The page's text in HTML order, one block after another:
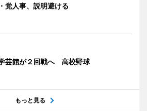
党人事、説明避ける
芸館が２回戦へ 高校野球
もっと見る